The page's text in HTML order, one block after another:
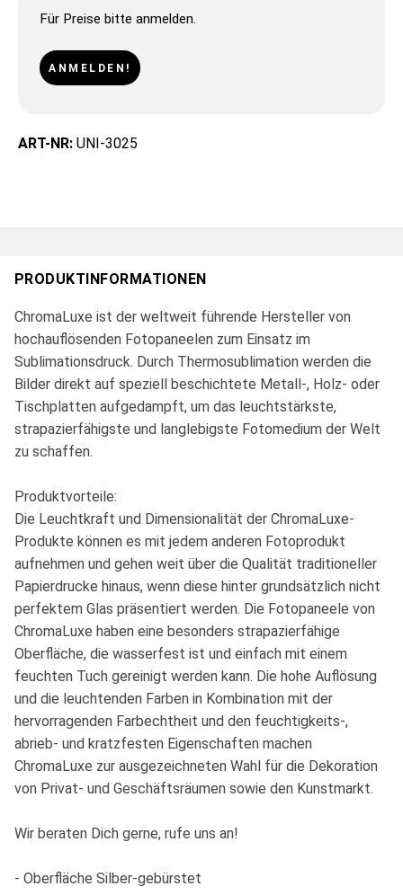
Für Preise bitte anmelden.
ANMELDEN!
ART-NR: UNI-3025
PRODUKTINFORMATIONEN
ChromaLuxe ist der weltweit führende Hersteller von
hochauflösenden Fotopaneelen zum Einsatz im
Sublimationsdruck. Durch Thermosublimation werden die
Bilder direkt auf speziell beschichtete Metall-, Holz- oder
Tischplatten aufgedampft, um das leuchtstärkste,
strapazierfähigste und langlebigste Fotomedium der Welt
zu schaffen.
Produktvorteile:
Die Leuchtkraft und Dimensionalität der ChromaLuxe-
Produkte können es mit jedem anderen Fotoprodukt
aufnehmen und gehen weit über die Qualität traditioneller
Papierdrucke hinaus, wenn diese hinter grundsätzlich nicht
perfektem Glas präsentiert werden. Die Fotopaneele von
ChromaLuxe haben eine besonders strapazierfähige
Oberfläche, die wasserfest ist und einfach mit einem
feuchten Tuch gereinigt werden kann. Die hohe Auflösung
und die leuchtenden Farben in Kombination mit der
hervorragenden Farbechtheit und den feuchtigkeits-,
abrieb- und kratzfesten Eigenschaften machen
ChromaLuxe zur ausgezeichneten Wahl für die Dekoration
von Privat- und Geschäftsräumen sowie den Kunstmarkt.
Wir beraten Dich gerne, rufe uns an!
- Oberfläche Silber-gebürstet